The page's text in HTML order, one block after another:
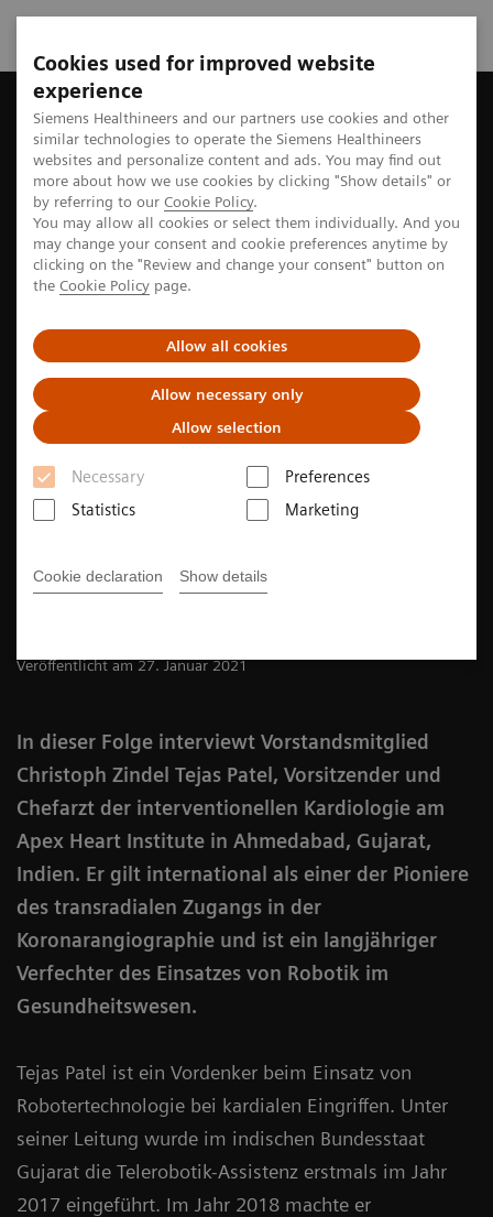
Cookies used for improved website
experience
Siemens Healthineers and our partners use cookies and other
similar technologies to operate the Siemens Healthineers
websites and personalize content and ads. You may find out
more about how we use cookies by clicking "Show details" or
by referring to our Cookie Policy.
You may allow all cookies or select them individually. And you
may change your consent and cookie preferences anytime by
clicking on the "Review and change your consent" button on
the Cookie Policy page.
Allow all cookies
Allow necessary only
Allow selection
Necessary
Preferences
Statistics
Marketing
Cookie declaration Show details
Startseite Perspektiven Die Zukunft der Robotik im
Robotics
Die Zukunft der Robotik im
Gesundheitswesen
Die Vorstellung von Robotern, die bei chirurgischen
Eingriffen eingesetzt werden, mag noch futuristisch
erscheinen. Doch in Wirklichkeit ist diese Art der
Operationssälen im Einsatz.
Veröffentlicht am 27. Januar 2021
In dieser Folge interviewt Vorstandsmitglied
Christoph Zindel Tejas Patel, Vorsitzender und
Chefarzt der interventionellen Kardiologie am
Apex Heart Institute in Ahmedabad, Gujarat,
Indien. Er gilt international als einer der Pioniere
des transradialen Zugangs in der
Koronarangiographie und ist ein langjähriger
Verfechter des Einsatzes von Robotik im
Gesundheitswesen.
Tejas Patel ist ein Vordenker beim Einsatz von
Robotertechnologie bei kardialen Eingriffen. Unter
seiner Leitung wurde im indischen Bundesstaat
Gujarat die Telerobotik-Assistenz erstmals im Jahr
2017 eingeführt. Im Jahr 2018 machte er